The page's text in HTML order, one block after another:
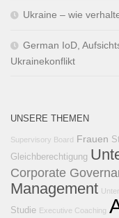
Ukraine – wie
German IoD,
Ukrainekonflikt
UNSERE THEMEN
Supervisory Board Frauen
Gleichberechtigung
Corporate
Management
Studie Executive Coaching